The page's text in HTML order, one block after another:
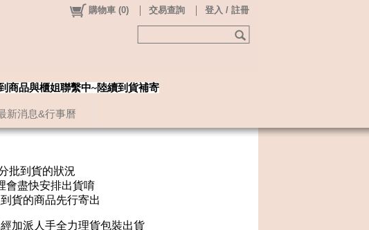
新消息&行事曆
購物車 (0) 交易查詢 登入 / 註冊
商品與櫃姐聯繫中~陸續到貨補寄